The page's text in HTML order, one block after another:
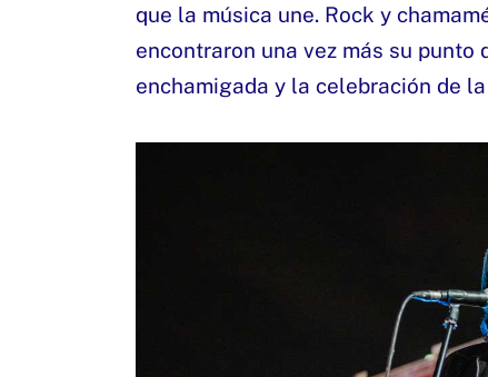
que la música une. Rock y
encontraron una vez más su punto
enchamigada y la celebración de